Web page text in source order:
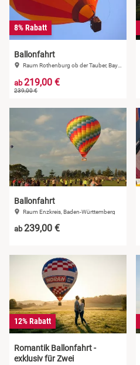
8% Rabatt
Ballonfahrt
Raum Rothenburg ob der Tauber, Bayern
ab219,00 €
239,00 €
Ballonfahrt
Raum Enzkreis, Baden-Württemberg
ab239,00 €
12% Rabatt
Romantik Ballonfahrt -
exklusiv für Zwei